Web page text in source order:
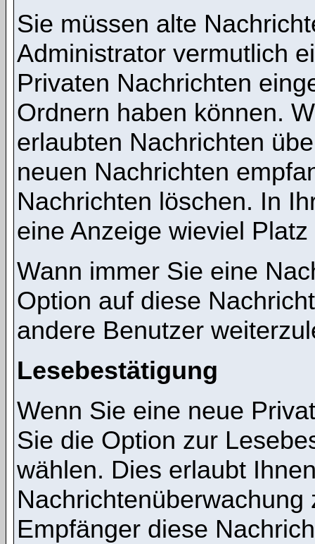
Sie müssen alte
Administrator vermutlich
Privaten Nachrichten
Ordnern haben können.
erlaubten Nachrichten
neuen Nachrichten
Nachrichten löschen. In
eine Anzeige wieviel
Wann immer Sie eine
Option auf diese
andere Benutzer
Lesebestätigung
Wenn Sie eine neue
Sie die Option zur
wählen. Dies erlaubt
Empfänger diese